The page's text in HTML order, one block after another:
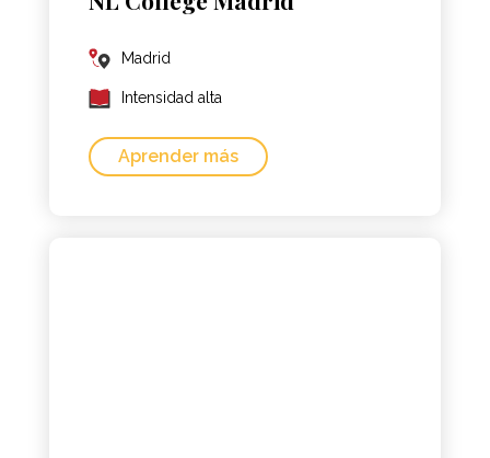
Madrid
Intensidad alta
Aprender más